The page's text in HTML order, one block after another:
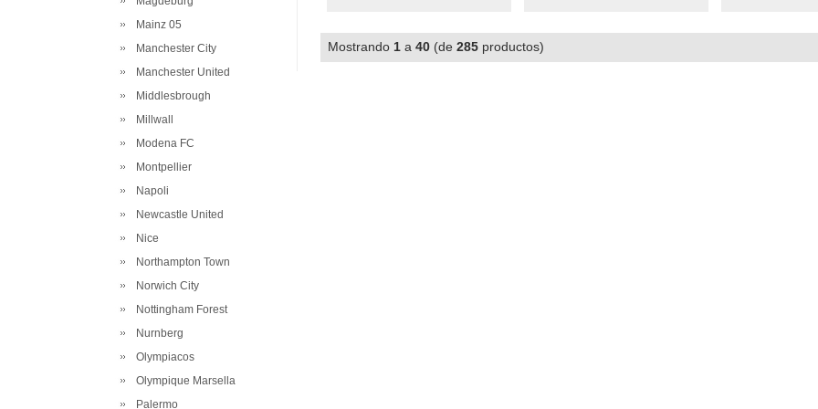
Mainz 05
Manchester City
Manchester United
Middlesbrough
Millwall
Modena FC
Montpellier
Napoli
Newcastle United
Nice
Northampton Town
Norwich City
Nottingham Forest
Nurnberg
Olympiacos
Olympique Marsella
Palermo
Mostrando 1 a 40 (de 285 productos)